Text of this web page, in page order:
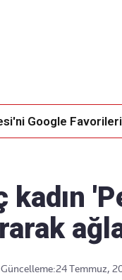
Google
kadın
Güncelleme:24 Temmuz,